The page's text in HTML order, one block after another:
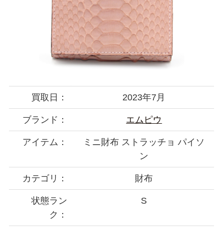
買取日： 2023年7月
ブランド： エムピウ
アイテム：
ミニ財布 ストラッチョ パイソ
ン
カテゴリ： 財布
状態ラン
ク：
S